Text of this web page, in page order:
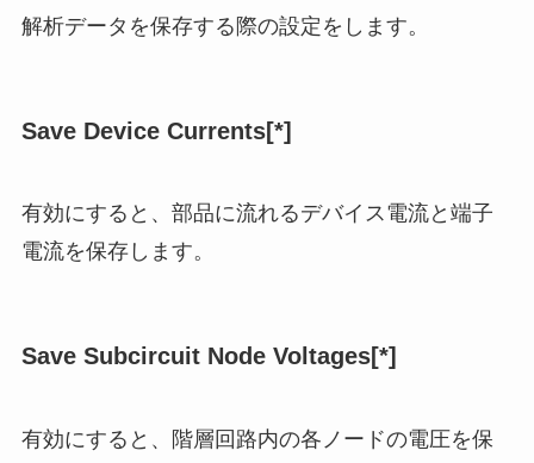
解析データを保存する際の設定をします。
Save Device Currents[*]
有効にすると、部品に流れるデバイス電流と端子
電流を保存します。
Save Subcircuit Node Voltages[*]
有効にすると、階層回路内の各ノードの電圧を保